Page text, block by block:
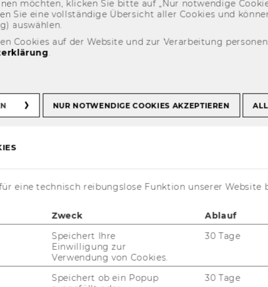
die Durch­füh­rung
As­sess­ment
für Si­cher­heit in der In­for­ma­ti­
2011 einen Leit­fa­den für die
As­sess­ments (PIA) für RFID-​
hat, ste­hen be­trof­fe­ne Un­ter­neh­men
möch­ten, kli­cken Sie bitte auf „Nur not­wen­di­ge
Sie eine voll­stän­di­ge Über­sicht aller Coo­kies und
aus­wäh­len.
Cookies auf der Website und zur Verarbeitung
NUR NOTWENDIGE COOKIES AKZEPTIEREN
eine technisch reibungslose Funktion unserer Website
Zweck Ablauf
Speichert Ihre
Einwilligung zur
Verwendung von Cookies.
30 Tage
Speichert ob ein Popup
30 Tage